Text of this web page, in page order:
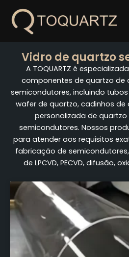
para
Vidro de quartzo
A TOQUARTZ é
componentes de quartzo de
semicondutores, incluindo
wafer de quartzo, cadinhos
personalizada de
semicondutores. Nossos
para atender aos requisitos
fabricação de
de LPCVD, PECVD, difusão,